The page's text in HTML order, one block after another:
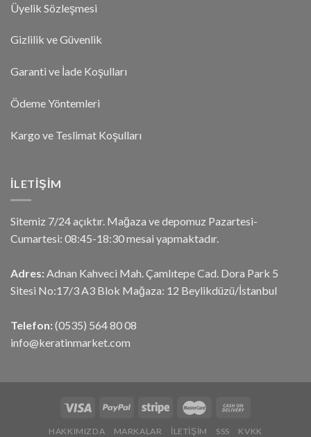
Üyelik Sözleşmesi
Gizlilik ve Güvenlik
Garanti ve İade Koşulları
Ödeme Yöntemleri
Kargo ve Teslimat Koşulları
İLETIŞIM
Sitemiz 7/24 açıktır. Mağaza ve depomuz Pazartesi-
Cumartesi: 08:45-18:30 mesai yapmaktadır.
Adres: Adnan Kahveci Mah. Çamlıtepe Cad. Dora Park 5
Sitesi No:17/3 A3 Blok Mağaza: 12 Beylikdüzü/İstanbul
Telefon: (0535) 564 80 08
info@keratinmarket.com
HAKKIMIZDA MARKALAR İLETIŞIM SSS KVKK